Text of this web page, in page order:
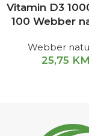
Vitamin D3
100 Webber
Webber
25,75 KM